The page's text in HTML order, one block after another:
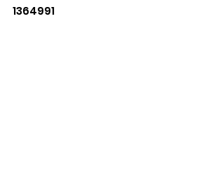
1364991